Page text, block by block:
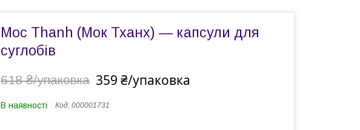
Moc Thanh (Мок Тханх) — капсули для
суглобів
618 ₴/упаковка 359 ₴/упаковка
В наявності Код: 000001731